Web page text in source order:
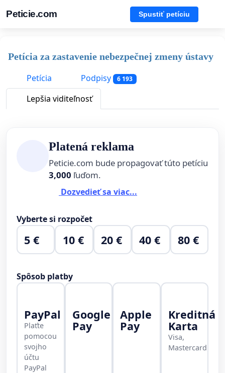
Peticie.com Spustiť petíciu
Petícia za zastavenie nebezpečnej zmeny ústavy
Petícia
Podpisy 6 193
Lepšia viditeľnosť
Platená reklama
Peticie.com bude propagovať túto petíciu
3,000 ľuďom.
Dozvedieť sa viac...
Vyberte si rozpočet
5 € 10 € 20 € 40 € 80 €
Spôsob platby
PayPal
Plaťte
pomocou
svojho
účtu
PayPal
Google
Pay
Apple
Pay
Kreditná
Karta
Visa,
Mastercard